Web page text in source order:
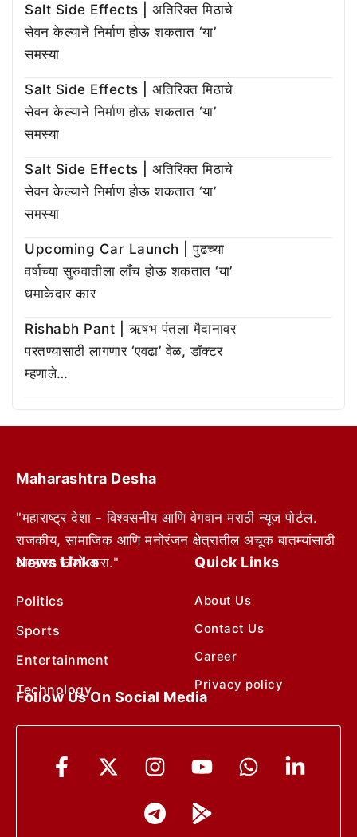
Salt Side Effects | अतिरिक्त मिठाचे
सेवन केल्याने निर्माण होऊ शकतात ‘या’
समस्या
Salt Side Effects | अतिरिक्त मिठाचे
सेवन केल्याने निर्माण होऊ शकतात ‘या’
समस्या
Salt Side Effects | अतिरिक्त मिठाचे
सेवन केल्याने निर्माण होऊ शकतात ‘या’
समस्या
Upcoming Car Launch | पुढच्या
वर्षाच्या सुरुवातीला लाँच होऊ शकतात ‘या’
धमाकेदार कार
Rishabh Pant | ऋषभ पंतला मैदानावर
परतण्यासाठी लागणार ‘एवढा’ वेळ, डॉक्टर
म्हणाले…
Maharashtra Desha
"महाराष्ट्र देशा - विश्वसनीय आणि वेगवान मराठी न्यूज पोर्टल.
राजकीय, सामाजिक आणि मनोरंजन क्षेत्रातील अचूक बातम्यांसाठी
आम्हाला फॉलो करा."
News Links
Politics
Sports
Entertainment
Technology
Quick Links
About Us
Contact Us
Career
Privacy policy
Follow Us On Social Media